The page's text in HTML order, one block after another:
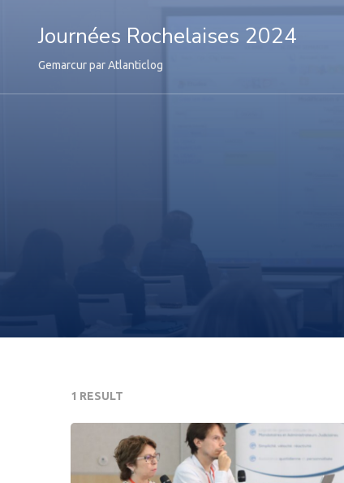
Journées Rochelaises 2024
Gemarcur par Atlanticlog
1 RESULT